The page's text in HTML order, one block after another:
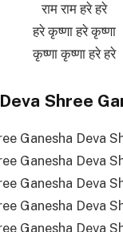
राम राम हरे हरे
हरे कृष्णा हरे कृष्णा
कृष्णा कृष्णा हरे हरे
(Deva Shree
Ganesha Deva
Ganesha Deva
Ganesha Deva
Ganesha Deva
Ganesha Deva